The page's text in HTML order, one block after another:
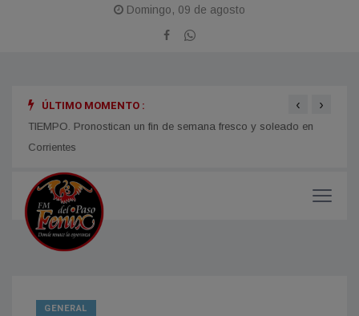
Domingo, 09 de agosto
ÚLTIMO MOMENTO :
TIEMPO. Pronostican un fin de semana fresco y soleado en
Corrientes
‹ ›
GENERAL